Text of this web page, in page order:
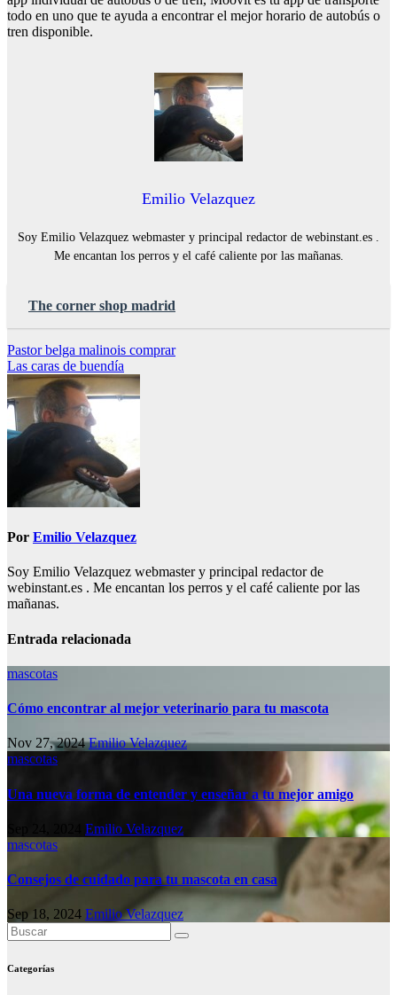
todo en uno que te ayuda a encontrar el mejor horario de autobús o
tren disponible.
Emilio Velazquez
Soy Emilio Velazquez webmaster y principal redactor de webinstant.es .
Me encantan los perros y el café caliente por las mañanas.
The corner shop madrid
Navegación
de
entradas
Pastor belga malinois comprar
Las caras de buendía
Por Emilio Velazquez
Soy Emilio Velazquez webmaster y principal redactor de
webinstant.es . Me encantan los perros y el café caliente por las
mañanas.
Entrada relacionada
mascotas
Cómo encontrar al mejor veterinario para tu mascota
Nov 27, 2024Emilio Velazquez
mascotas
Una nueva forma de entender y enseñar a tu mejor amigo
Emilio Velazquez
mascotas
Consejos de cuidado para tu mascota en casa
Sep 18, 2024 Emilio Velazquez
Categorías